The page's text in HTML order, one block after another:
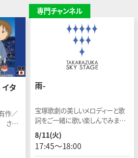
タ
作／
さく
ま
した
専門チャンネル
雨-
宝塚歌劇の美しいメロディーと歌
詞をご一緒に歌い楽しんでみませ
んか。今回は「雨」をテーマにお送り
します。
8/11(火)
17:45〜18:00